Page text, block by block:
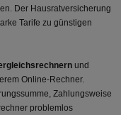
Der Hausratversicherung
Tarife zu günstigen
und
Online-Rechner.
Zahlungsweise
problemlos